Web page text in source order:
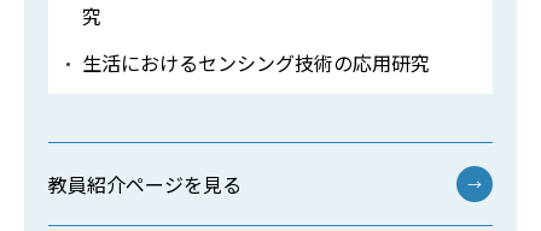
究
生活におけるセンシング技術の応用研究
教員紹介ページを見る →